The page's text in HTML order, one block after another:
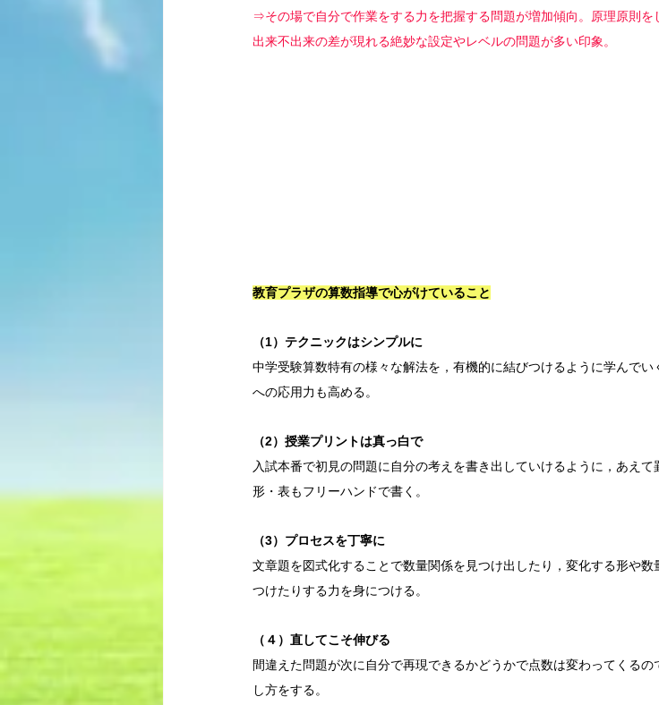
⇒その場で自分で作業をする力を把握する問題が増加傾向。原理原則を
出来不出来の差が現れる絶妙な設定やレベルの問題が多い印象。
教育プラザの算数指導で心がけていること
（1）テクニックはシンプルに
中学受験算数特有の様々な解法を，有機的に結びつけるように学んで
への応用力も高める。
（2）授業プリントは真っ白で
入試本番で初見の問題に自分の考えを書き出していけるように，あえ
形・表もフリーハンドで書く。
（3）プロセスを丁寧に
文章題を図式化することで数量関係を見つけ出したり，変化する形や
つけたりする力を身につける。
（４）直してこそ伸びる
間違えた問題が次に自分で再現できるかどうかで点数は変わってくる
し方をする。